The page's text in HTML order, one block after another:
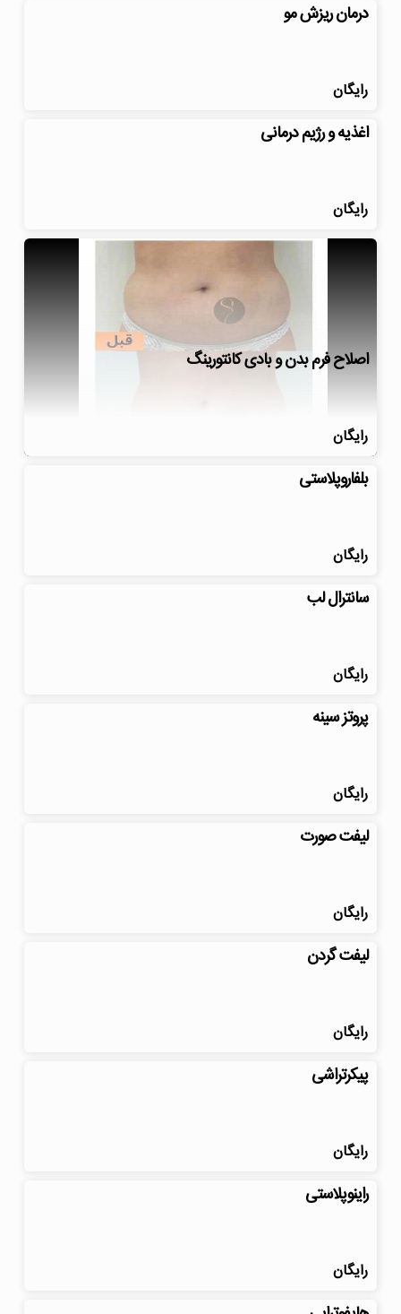
درمان ریزش مو
رایگان
اغذیه و رژیم درمانی
رایگان
اصلاح فرم بدن و بادی کانتورینگ
رایگان
بلفاروپلاستی
رایگان
سانترال لب
رایگان
پروتز سینه
رایگان
لیفت صورت
رایگان
لیفت گردن
رایگان
پیکرتراشی
رایگان
راینوپلاستی
رایگان